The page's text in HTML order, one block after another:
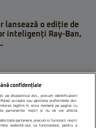
lansează o ediție de
inteligenți Ray-Ban,
confidențiale
pe dispozitivul dvs., precum identificatorii
accepta sau gestiona preferințele dvs.
legitim în orice moment pe pagina cu
partenerilor noștri și nu vă vor afecta
partenere, precum si furnizorii nostri
website-ului sa functioneze, pentru a